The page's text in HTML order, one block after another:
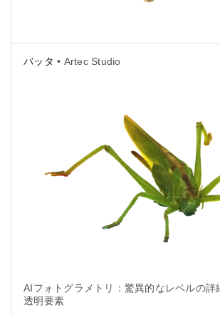
バッタ • Artec Studio
AIフォトグラメトリ：驚異的なレベルの詳
透明要素